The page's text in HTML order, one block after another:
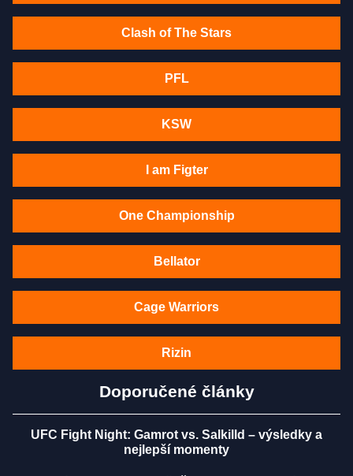
Clash of The Stars
PFL
KSW
I am Figter
One Championship
Bellator
Cage Warriors
Rizin
Doporučené články
UFC Fight Night: Gamrot vs. Salkilld – výsledky a
nejlepší momenty